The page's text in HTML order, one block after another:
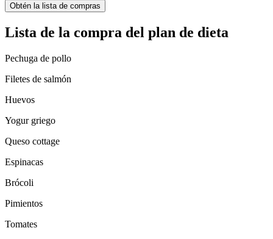
Obtén la lista de compras
Lista de la compra del plan de dieta
Pechuga de pollo
Filetes de salmón
Huevos
Yogur griego
Queso cottage
Espinacas
Brócoli
Pimientos
Tomates